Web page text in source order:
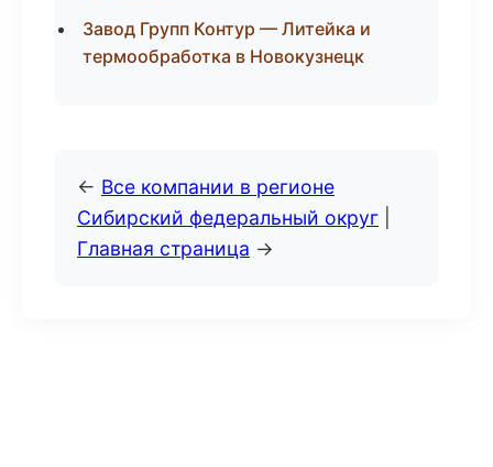
Завод Групп Контур — Литейка и
термообработка в Новокузнецк
← Все компании в регионе
Сибирский федеральный округ
Главная страница →